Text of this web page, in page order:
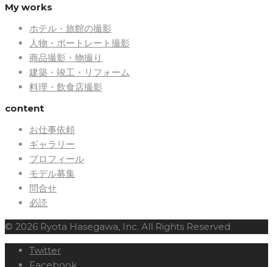
My works
ホテル・旅館の撮影
人物・ポートレート撮影
商品撮影・物撮り
建築・竣工・リフォーム
料理・飲食店撮影
content
お仕事依頼
ギャラリー
プロフィール
モデル募集
問合せ
必読
© 2026 Ryota Hasegawa, Inc. All Rights Reserved
Twitter
Facebook